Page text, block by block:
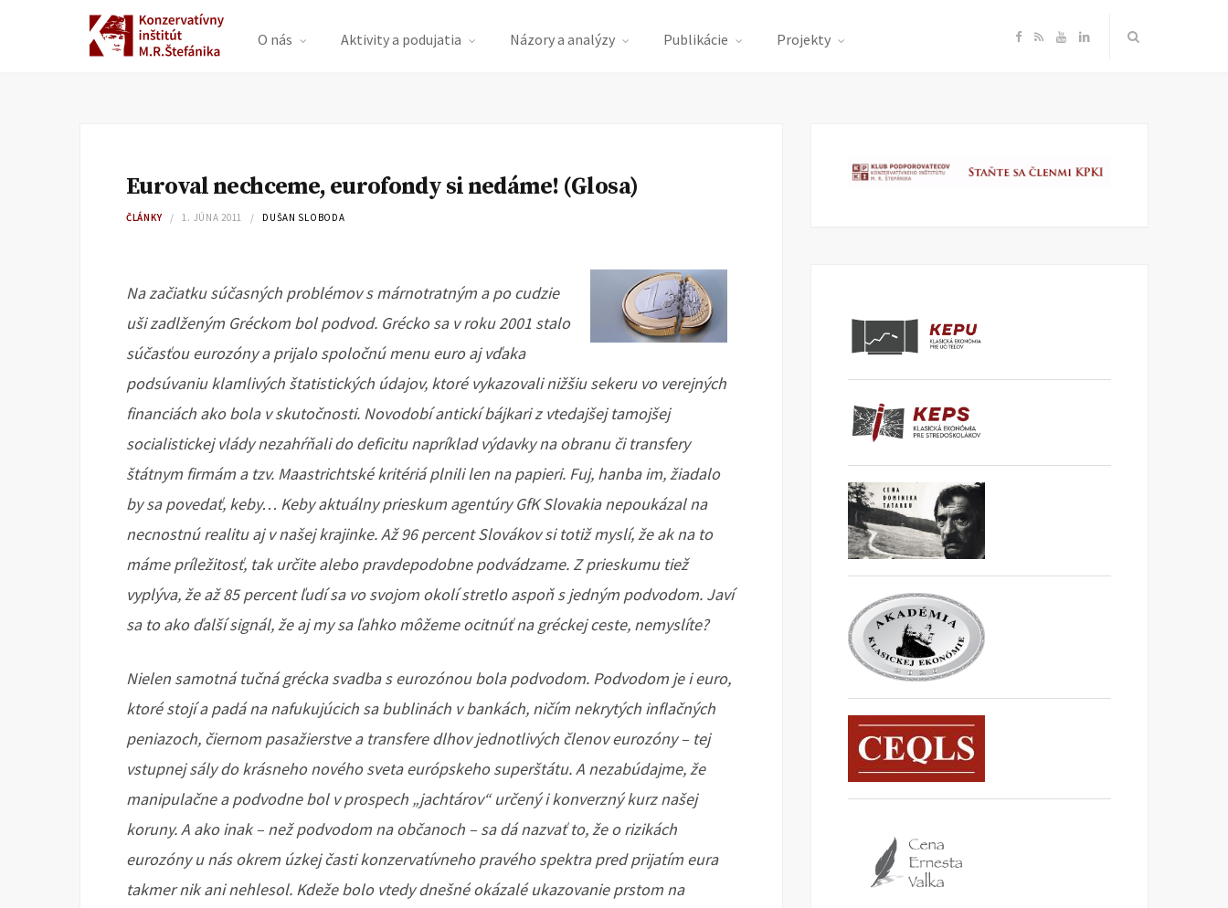
O nás Aktivity a podujatia Názory a analýzy Publikácie Projekty F
e
R Y
T
L
k
Euroval nechceme, eurofondy si nedáme! (Glosa)
ČLÁNKY 1. JÚNA 2011 DUŠAN SLOBODA
Na začiatku súčasných problémov s márnotratným a po cudzie
uši zadlženým Gréckom bol podvod. Grécko sa v roku 2001 stalo
súčasťou eurozóny a prijalo spoločnú menu euro aj vďaka
podsúvaniu klamlivých štatistických údajov, ktoré vykazovali nižšiu sekeru vo verejných
financiách ako bola v skutočnosti. Novodobí antickí bájkari z vtedajšej tamojšej
socialistickej vlády nezahŕňali do deficitu napríklad výdavky na obranu či transfery
štátnym firmám a tzv. Maastrichtské kritériá plnili len na papieri. Fuj, hanba im, žiadalo
by sa povedať, keby… Keby aktuálny prieskum agentúry GfK Slovakia nepoukázal na
necnostnú realitu aj v našej krajinke. Až 96 percent Slovákov si totiž myslí, že ak na to
máme príležitosť, tak určite alebo pravdepodobne podvádzame. Z prieskumu tiež
vyplýva, že až 85 percent ľudí sa vo svojom okolí stretlo aspoň s jedným podvodom. Javí
sa to ako ďalší signál, že aj my sa ľahko môžeme ocitnúť na gréckej ceste, nemyslíte?
Nielen samotná tučná grécka svadba s eurozónou bola podvodom. Podvodom je i euro,
ktoré stojí a padá na nafukujúcich sa bublinách v bankách, ničím nekrytých inflačných
peniazoch, čiernom pasažierstve a transfere dlhov jednotlivých členov eurozóny – tej
vstupnej sály do krásneho nového sveta európskeho superštátu. A nezabúdajme, že
manipulačne a podvodne bol v prospech „jachtárov“ určený i konverzný kurz našej
koruny. A ako inak – než podvodom na občanoch – sa dá nazvať to, že o rizikách
eurozóny u nás okrem úzkej časti konzervatívneho pravého spektra pred prijatím eura
takmer nik ani nehlesol. Kdeže bolo vtedy dnešné okázalé ukazovanie prstom na